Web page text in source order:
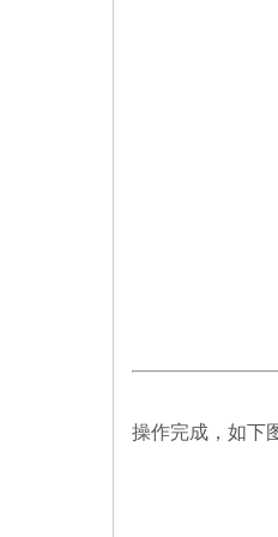
操作完成，如下